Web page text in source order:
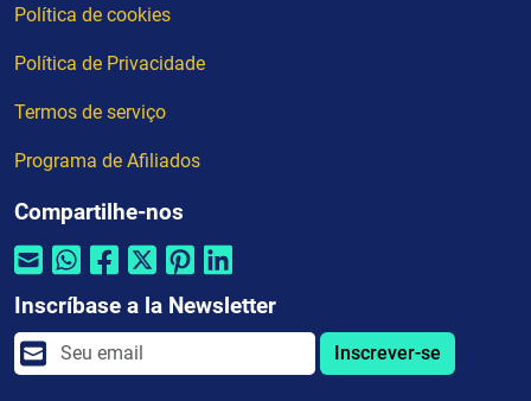
Política de cookies
Política de Privacidade
Termos de serviço
Programa de Afiliados
Compartilhe-nos
Inscríbase a la Newsletter
Inscrever-se